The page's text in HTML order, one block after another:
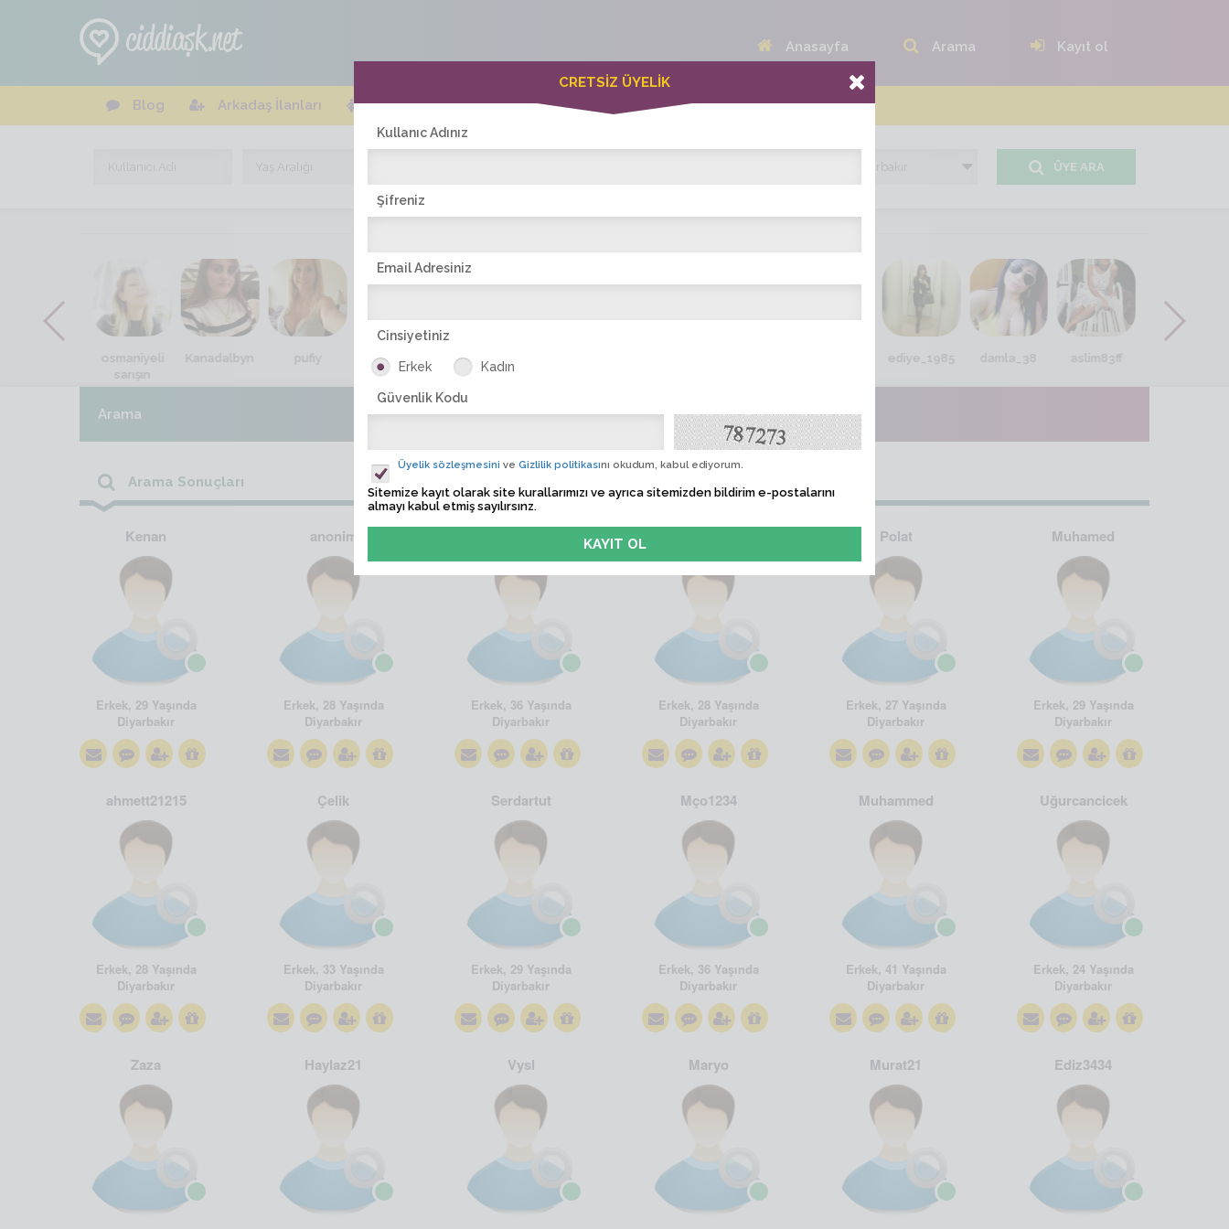
Anasayfa Arama Kayıt ol
Blog Arkadaş İlanları Online Bayanlar(329) Online Erkekler(380)
ÜYE ARA
osmaniyeli
sarışın
Kanadalbyn pufiy sevdalim86 tan_selin ediye_1985 damla_38 aslim83ff
Arama
Arama Sonuçları
Kenan
Erkek, 29 Yaşında
Diyarbakır
anonim
Erkek, 28 Yaşında
Diyarbakır
Erkek, 36 Yaşında
Diyarbakır
Erkek, 28 Yaşında
Diyarbakır
Polat
Erkek, 27 Yaşında
Diyarbakır
Muhamed
Erkek, 29 Yaşında
Diyarbakır
ahmett21215
Erkek, 28 Yaşında
Diyarbakır
Çelik
Erkek, 33 Yaşında
Diyarbakır
Serdartut
Erkek, 29 Yaşında
Diyarbakır
Mço1234
Erkek, 36 Yaşında
Diyarbakır
Muhammed
Erkek, 41 Yaşında
Diyarbakır
Uğurcancicek
Erkek, 24 Yaşında
Diyarbakır
Zaza Haylaz21 Vysl Maryo Murat21 Ediz3434
CRETSİZ ÜYELİK
Kullanıc Adınız
Şifreniz
Email Adresiniz
Cinsiyetiniz
Erkek Kadın
Güvenlik Kodu
Üyelik sözleşmesini ve Gizlilik politikasını okudum, kabul ediyorum.
Sitemize kayıt olarak site kurallarımızı ve ayrıca sitemizden bildirim e-postalarını
almayı kabul etmiş sayılırsınz.